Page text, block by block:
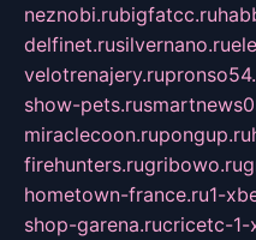
neznobi.rubigfatcc.ru
delfinet.rusilvernano.ru
velotrenajery.ru
show-pets.ru
miraclecoon.rupongup.ru
firehunters.rugribowo.ru
hometown-france.ru1-
shop-garena.rucricetc-1-